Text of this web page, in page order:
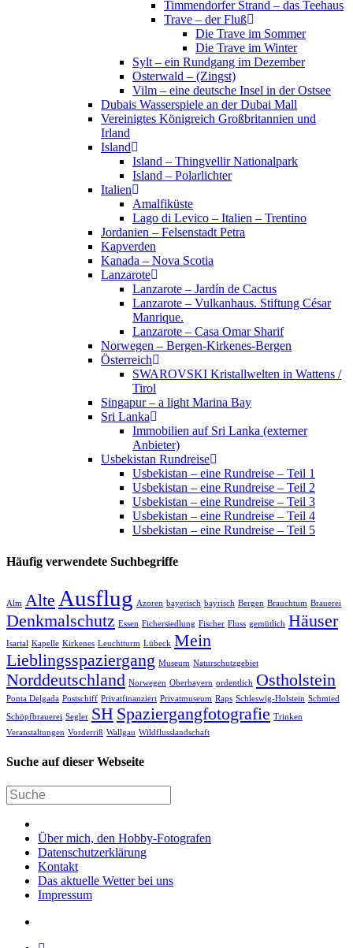
Timmendorfer Strand – das Teehaus
Trave – der Fluß
Die Trave im Sommer
Die Trave im Winter
Sylt – ein Rundgang im Dezember
Osterwald – (Zingst)
Vilm – eine deutsche Insel in der Ostsee
Dubais Wasserspiele an der Dubai Mall
Vereinigtes Königreich Großbritannien und
Irland
Island
Island – Thingvellir Nationalpark
Island – Polarlichter
Italien
Amalfiküste
Lago di Levico – Italien – Trentino
Jordanien – Felsenstadt Petra
Kapverden
Kanada – Nova Scotia
Lanzarote
Lanzarote – Jardín de Cactus
Lanzarote – Vulkanhaus. Stiftung César
Manrique.
Lanzarote – Casa Omar Sharif
Norwegen – Bergen-Kirkenes-Bergen
Österreich
SWAROVSKI Kristallwelten in Wattens /
Tirol
Singapur – a light Marina Bay
Sri Lanka
Immobilien auf Sri Lanka (externer
Anbieter)
Usbekistan Rundreise
Usbekistan – eine Rundreise – Teil 1
Usbekistan – eine Rundreise – Teil 2
Usbekistan – eine Rundreise – Teil 3
Usbekistan – eine Rundreise – Teil 4
Usbekistan – eine Rundreise – Teil 5
Häufig verwendete Suchbegriffe
Alm Alte Ausflug Azoren bayerisch bayrisch Bergen Brauchtum Brauerei
Denkmalschutz Essen Fichersiedlung Fischer Fluss gemütlich Häuser
Isartal Kapelle Kirkenes Leuchtturm Lübeck Mein
Lieblingsspaziergang Museum Naturschutzgebiet
Norddeutschland Norwegen Oberbayern ordentlich Ostholstein
Ponta Delgada Postschiff Privatfinanziert Privatmuseum Raps Schleswig-Holstein Schmied
Schöpfbrauerei Segler SH Spaziergangfotografie Trinken
Veranstaltungen Vorderriß Wallgau Wildflusslandschaft
Suche auf dieser Webseite
Über mich, den Hobby-Fotografen
Datenschutzerklärung
Kontakt
Das aktuelle Wetter bei uns
Impressum